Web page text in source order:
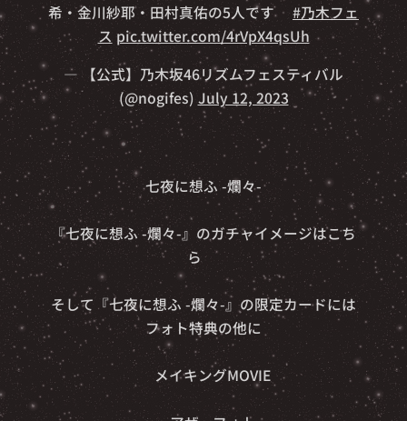
希・金川紗耶・田村真佑の5人です✨ #乃木フェ
ス pic.twitter.com/4rVpX4qsUh
— 【公式】乃木坂46リズムフェスティバル
(@nogifes) July 12, 2023
🎋🌟七夜に想ふ -爛々-🌟🎋
『七夜に想ふ -爛々-』のガチャイメージはこち
ら👇
そして『七夜に想ふ -爛々-』の限定カードには
フォト特典の他に
🎥メイキングMOVIE